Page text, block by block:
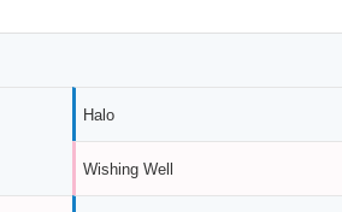
Halo
Wishing Well